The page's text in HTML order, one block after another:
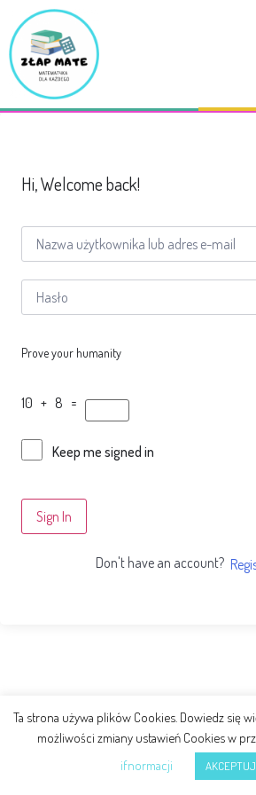
Hi, Welcome back!
Prove your humanity
10 + 8 =
Keep me signed in
Sign In
Don't have an account?
Ta strona używa plików Cookies. Dowiedz się
możliwości zmiany ustawień Cookies w
ifnormacji